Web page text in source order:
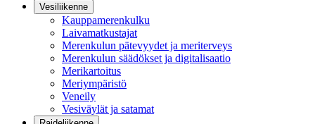
Vesiliikenne
Kauppamerenkulku
Laivamatkustajat
Merenkulun pätevyydet ja meriterveys
Merenkulun säädökset ja digitalisaatio
Merikartoitus
Meriympäristö
Veneily
Vesiväylät ja satamat